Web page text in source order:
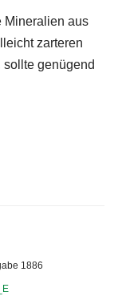
Mineralien aus
zarteren
sollte genügend
1886